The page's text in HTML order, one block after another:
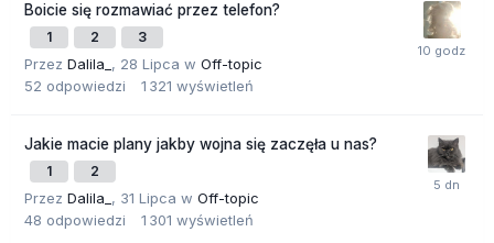
Boicie się rozmawiać przez telefon?
1 2 3
Przez Dalila_ , 28 Lipca w Off-topic
52 odpowiedzi 1 321 wyświetleń
Jakie macie plany jakby wojna się zaczęła u nas?
1 2
Przez Dalila_ , 31 Lipca w Off-topic
48 odpowiedzi 1 301 wyświetleń